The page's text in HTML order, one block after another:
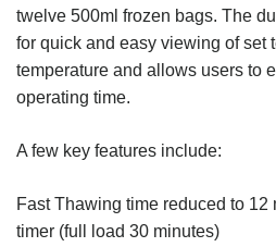
twelve 500ml frozen bags. The
for quick and easy viewing of set
temperature and allows users to
operating time.
A few key features include:
Fast Thawing time reduced to
timer (full load 30 minutes)